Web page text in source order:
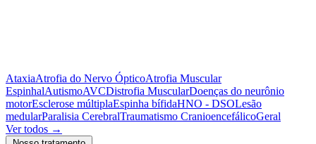
AtaxiaAtrofia do Nervo ÓpticoAtrofia Muscular
EspinhalAutismoAVCDistrofia MuscularDoenças do neurônio
motorEsclerose múltiplaEspinha bífidaHNO - DSOLesão
medularParalisia CerebralTraumatismo CranioencefálicoGeral
Ver todos →